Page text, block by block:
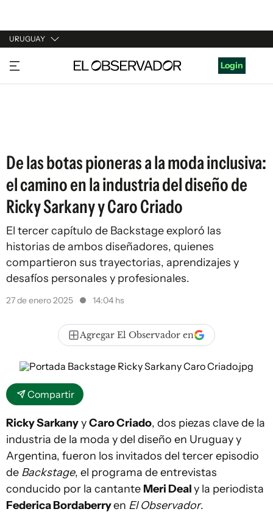
URUGUAY
URUGUAY
ARGENTINA
Login
De las botas pioneras a la moda inclusiva:
el camino en la industria del diseño de
Ricky Sarkany y Caro Criado
El tercer capítulo de Backstage exploró las
historias de ambos diseñadores, quienes
compartieron sus trayectorias, aprendizajes y
desafíos personales y profesionales.
27 de enero 2025 14:04 hs
Agregar El Observador en
Compartir
Ricky SarkanyyCaro Criado, dos piezas clave de la
industria de la moda y del diseño en Uruguay y
Argentina, fueron los invitados del tercer episodio
de Backstage, el programa de entrevistas
conducido por la cantante Meri Dealy la periodista
Federica Bordaberryen El Observador.